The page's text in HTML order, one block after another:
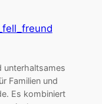
unterhaltsames
Familien und
Es kombiniert